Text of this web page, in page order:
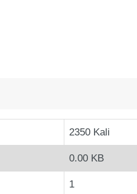
2350 Kali
0.00 KB
1